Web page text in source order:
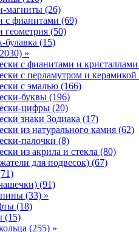
магниты (26)
с фианитами (69)
геометрия (50)
булавка (15)
»
с фианитами и
с перламутром и керамикой
с эмалью (166)
буквы (196)
цифры (20)
знаки Зодиака (17)
из натурального камня (62)
палочки (8)
из акрила и стекла (80)
для подвесок) (67)
(91)
(33) »
(18)
(15)
(255) »